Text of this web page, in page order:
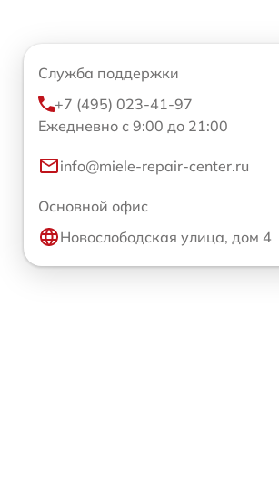
Служба поддержки
+7 (495) 023-41-97
Ежедневно с 9:00 до 21:00
info@miele-repair-center.ru
Основной офис
Новослободская улица, дом 4